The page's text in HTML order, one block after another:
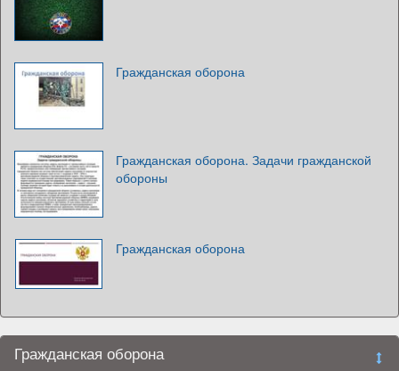
Гражданская оборона
Гражданская оборона. Задачи гражданской
обороны
Гражданская оборона
Гражданская оборона